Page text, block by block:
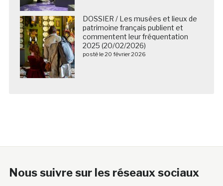
DOSSIER / Les musées et lieux de
patrimoine français publient et
commentent leur fréquentation
2025 (20/02/2026)
posté le 20 février 2026
Nous suivre sur les réseaux sociaux